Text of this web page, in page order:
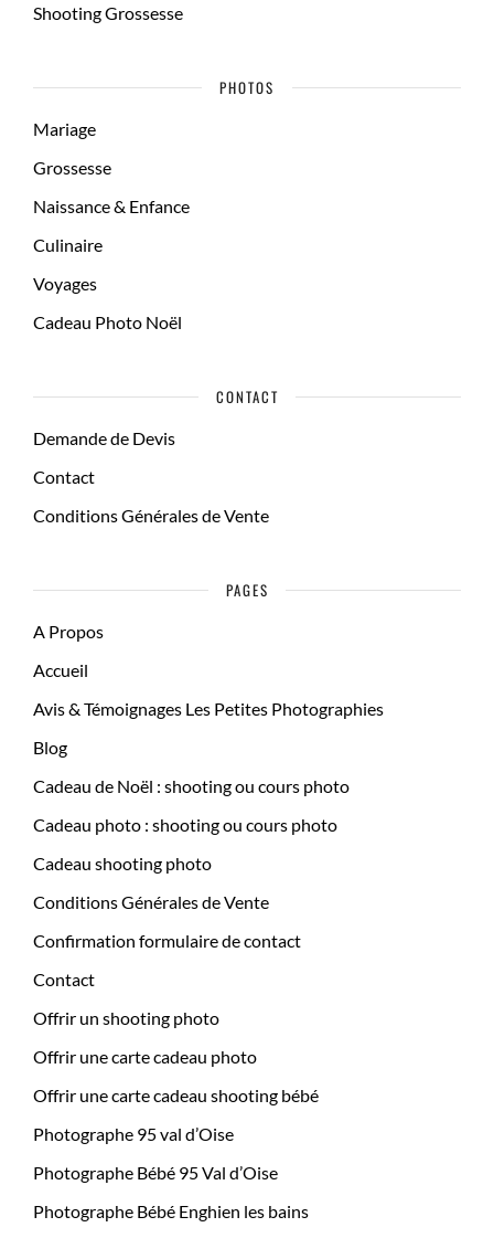
Shooting Grossesse
PHOTOS
Mariage
Grossesse
Naissance & Enfance
Culinaire
Voyages
Cadeau Photo Noël
CONTACT
Demande de Devis
Contact
Conditions Générales de Vente
PAGES
A Propos
Accueil
Avis & Témoignages Les Petites Photographies
Blog
Cadeau de Noël : shooting ou cours photo
Cadeau photo : shooting ou cours photo
Cadeau shooting photo
Conditions Générales de Vente
Confirmation formulaire de contact
Contact
Offrir un shooting photo
Offrir une carte cadeau photo
Offrir une carte cadeau shooting bébé
Photographe 95 val d’Oise
Photographe Bébé 95 Val d’Oise
Photographe Bébé Enghien les bains